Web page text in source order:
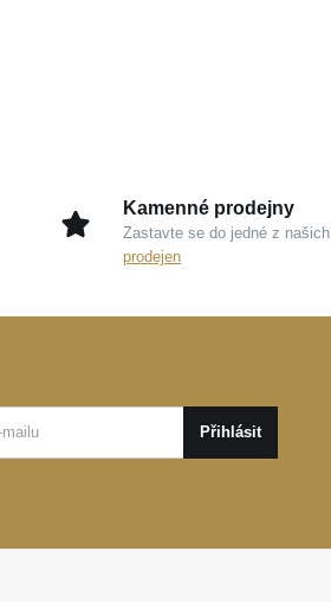
Kamenné prodejny
Zastavte se do jedné z našich
prodejen
Přihlásit